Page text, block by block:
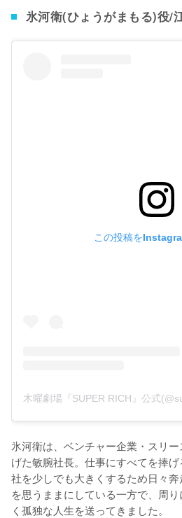
氷河衛(ひょうがまもる)役/
この投稿を
氷河衛は、ベンチャー企業・スリ
げた敏腕社長。仕事にすべてを捧
社を少しでも大きくするため日々
を思うままにしている一方で、周
く孤独な人生を送ってきました。